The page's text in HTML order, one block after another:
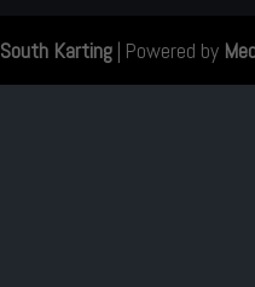
Karting | Powered by